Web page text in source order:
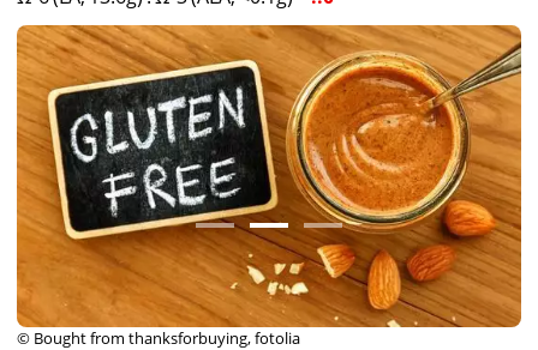
© Bought from thanksforbuying, fotolia